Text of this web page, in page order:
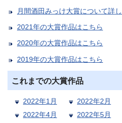
月間酒田みっけ大賞について詳
2021年の大賞作品はこちら
2020年の大賞作品はこちら
2019年の大賞作品はこちら
これまでの大賞作品
2022年1月 2022年2月
2022年4月
2022年5月